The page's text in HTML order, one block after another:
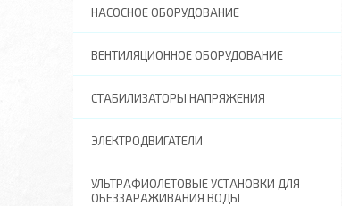
НАСОСНОЕ ОБОРУДОВАНИЕ
ВЕНТИЛЯЦИОННОЕ ОБОРУДОВАНИЕ
СТАБИЛИЗАТОРЫ НАПРЯЖЕНИЯ
ЭЛЕКТРОДВИГАТЕЛИ
УЛЬТРАФИОЛЕТОВЫЕ УСТАНОВКИ ДЛЯ
ОБЕЗЗАРАЖИВАНИЯ ВОДЫ